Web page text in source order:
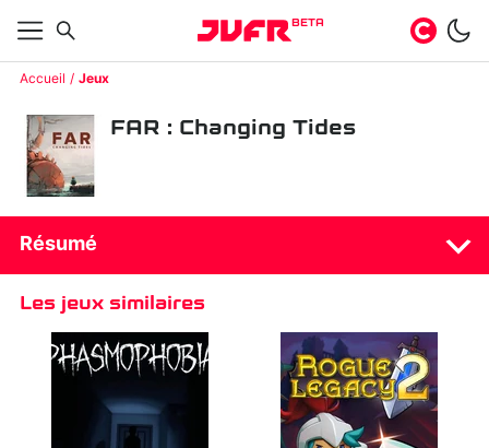
BETA
Accueil Jeux
FAR : Changing Tides
Résumé
Les jeux similaires